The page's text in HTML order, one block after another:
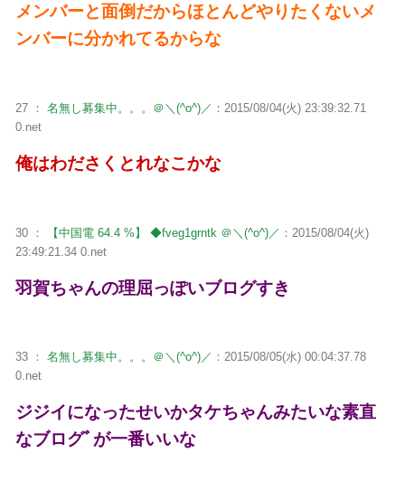
メンバーと面倒だからほとんどやりたくないメ
ンバーに分かれてるからな
27 ： 名無し募集中。。。＠＼(^o^)／ ：2015/08/04(火) 23:39:32.71
0.net
俺はわださくとれなこかな
30 ： 【中国電 64.4 %】 ◆fveg1grntk ＠＼(^o^)／ ：2015/08/04(火)
23:49:21.34 0.net
羽賀ちゃんの理屈っぽいブログすき
33 ： 名無し募集中。。。＠＼(^o^)／ ：2015/08/05(水) 00:04:37.78
0.net
ジジイになったせいかタケちゃんみたいな素直
なブログﾞが一番いいな